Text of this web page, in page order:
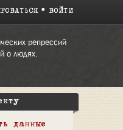
ВОЙТИ
репрессий
о людях.
данные